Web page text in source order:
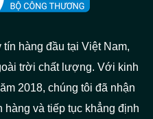
tín hàng đầu tại Việt Nam,
trời chất lượng. Với kinh
2018, chúng tôi đã nhận
và tiếp tục khẳng định